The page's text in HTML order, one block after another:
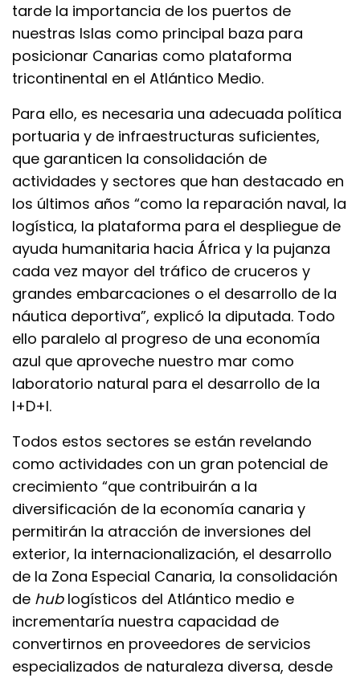
tarde la importancia de los puertos de
nuestras Islas como principal baza para
posicionar Canarias como plataforma
tricontinental en el Atlántico Medio.
Para ello, es necesaria una adecuada política
portuaria y de infraestructuras suficientes,
que garanticen la consolidación de
actividades y sectores que han destacado en
los últimos años “como la reparación naval, la
logística, la plataforma para el despliegue de
ayuda humanitaria hacia África y la pujanza
cada vez mayor del tráfico de cruceros y
grandes embarcaciones o el desarrollo de la
náutica deportiva”, explicó la diputada. Todo
ello paralelo al progreso de una economía
azul que aproveche nuestro mar como
laboratorio natural para el desarrollo de la
I+D+I.
Todos estos sectores se están revelando
como actividades con un gran potencial de
crecimiento “que contribuirán a la
diversificación de la economía canaria y
permitirán la atracción de inversiones del
exterior, la internacionalización, el desarrollo
de la Zona Especial Canaria, la consolidación
de hublogísticos del Atlántico medio e
incrementaría nuestra capacidad de
convertirnos en proveedores de servicios
especializados de naturaleza diversa, desde